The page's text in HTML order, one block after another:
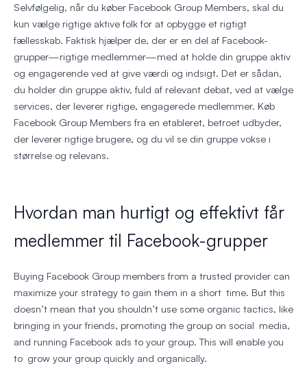
Selvfølgelig, når du køber Facebook Group Members, skal du
kun vælge rigtige aktive folk for at opbygge et rigtigt
fællesskab. Faktisk hjælper de, der er en del af Facebook-
grupper—rigtige medlemmer—med at holde din gruppe aktiv
og engagerende ved at give værdi og indsigt. Det er sådan,
du holder din gruppe aktiv, fuld af relevant debat, ved at vælge
services, der leverer rigtige, engagerede medlemmer. Køb
Facebook Group Members fra en etableret, betroet udbyder,
der leverer rigtige brugere, og du vil se din gruppe vokse i
størrelse og relevans.
Hvordan man hurtigt og effektivt får
medlemmer til Facebook-grupper
Buying Facebook Group members from a trusted provider can
maximize your strategy to gain them in a short time. But this
doesn’t mean that you shouldn’t use some organic tactics, like
bringing in your friends, promoting the group on social media,
and running Facebook ads to your group. This will enable you
to grow your group quickly and organically.